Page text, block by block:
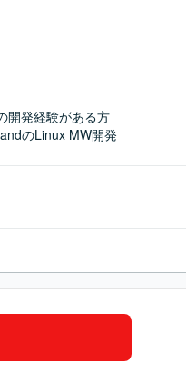
開発経験がある方
のLinux MW開発